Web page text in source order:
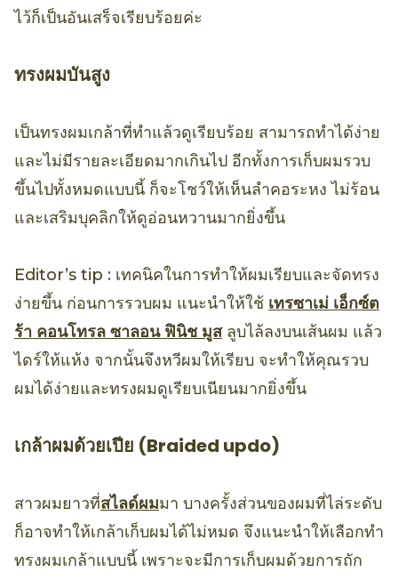
ไว้ก็เป็นอันเสร็จเรียบร้อยค่ะ
ทรงผมบันสูง
เป็นทรงผมเกล้าที่ทำแล้วดูเรียบร้อย สามารถทำได้ง่าย
และไม่มีรายละเอียดมากเกินไป อีกทั้งการเก็บผมรวบ
ขึ้นไปทั้งหมดแบบนี้ ก็จะโชว์ให้เห็นลำคอระหง ไม่ร้อน
และเสริมบุคลิกให้ดูอ่อนหวานมากยิ่งขึ้น
Editor’s tip : เทคนิคในการทำให้ผมเรียบและจัดทรง
ง่ายขึ้น ก่อนการรวบผม แนะนำให้ใช้ เทรซาเม่ เอ็กซ์ต
ร้า คอนโทรล ซาลอน ฟินิช มูสลูบไล้ลงบนเส้นผม แล้ว
ไดร์ให้แห้ง จากนั้นจึงหวีผมให้เรียบ จะทำให้คุณรวบ
ผมได้ง่ายและทรงผมดูเรียบเนียนมากยิ่งขึ้น
เกล้าผมด้วยเปีย (Braided updo)
สาวผมยาวที่สไลด์ผมมา บางครั้งส่วนของผมที่ไล่ระดับ
ก็อาจทำให้เกล้าเก็บผมได้ไม่หมด จึงแนะนำให้เลือกทำ
ทรงผมเกล้าแบบนี้ เพราะจะมีการเก็บผมด้วยการถัก